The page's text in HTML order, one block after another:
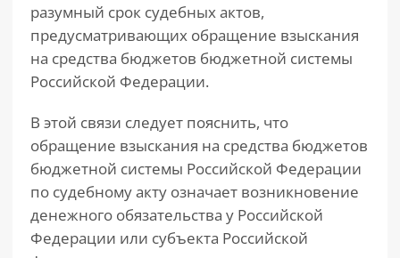
разумный срок судебных актов,
предусматривающих обращение взыскания
на средства бюджетов бюджетной системы
Российской Федерации.
В этой связи следует пояснить, что
обращение взыскания на средства бюджетов
бюджетной системы Российской Федерации
по судебному акту означает возникновение
денежного обязательства у Российской
Федерации или субъекта Российской